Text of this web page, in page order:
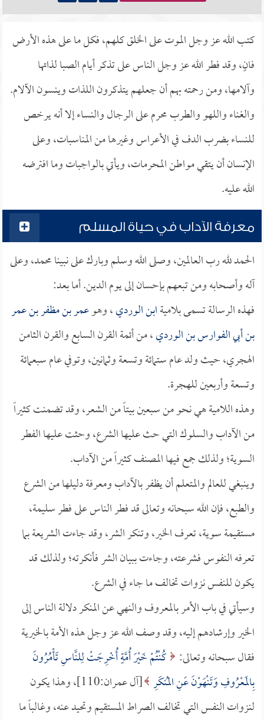
كتب الله عز وجل الموت على الخلق كلهم، فكل ما على هذه الأرض
فانٍ، وقد فطر الله عز وجل الناس على تذكر أيام الصبا لذاتها
وآلامها، ومن رحمته بهم أن جعلهم يتذكرون اللذات وينسون الآلام.
والغناء واللهو والطرب محرم على الرجال والنساء إلا أنه يرخص
للنساء بضرب الدف في الأعراس وغيرها من المناسبات، وعلى
الإنسان أن يتقي مواطن المحرمات، ويأتي بالواجبات وما افترضه
الله عليه.
معرفة الآداب في حياة المسلم
الحمد لله رب العالمين، وصلى الله وسلم وبارك على نبينا محمد، وعلى
آله وأصحابه ومن تبعهم بإحسان إلى يوم الدين. أما بعد:
فهذه الرسالة تسمى بلاميةابن الوردي، وهوعمر بن مظفر بن عمر
بن أبي الفوارس بن الوردي، من أئمة القرن السابع والقرن الثامن
الهجري، حيث ولد عام ستمائة وتسعة وثمانين، وتوفي عام سبعمائة
وتسعة وأربعين للهجرة.
وهذه اللامية هي نحو من سبعين بيتاً من الشعر، وقد تضمنت كثيراً
من الآداب والسلوك التي حث عليها الشرع، وحثت عليها الفطر
السوية؛ ولذلك جمع فيها المصنف كثيراً من الآداب.
وينبغي للعالم والمتعلم أن يظفر بالآداب ومعرفة دليلها من الشرع
والطبع، فإن الله سبحانه وتعالى قد فطر الناس على فطر سليمة،
مستقيمة سوية، تعرف الخير، وتنكر الشر، وقد جاءت الشريعة بما
تعرفه النفوس فشرعته، وجاءت ببيان الشر فأنكرته؛ ولذلك قد
يكون للنفس نزوات تخالف ما جاء في الشرع.
وسيأتي في باب الأمر بالمعروف والنهي عن المنكر دلالة الناس إلى
الخير وإرشادهم إليه، وقد وصف الله عز وجل هذه الأمة بالخيرية
فقال سبحانه وتعالى: كُنْتُمْ خَيْرَ أُمَّةٍ أُخْرِجَتْ لِلنَّاسِ تَأْمُرُونَ
بِالمَعْرُوفِ وَتَنْهَوْنَ عَنِ المُنكَرِ
[آل عمران:110]، وهذا يكون
لنزوات النفس التي تخالف الصراط المستقيم وتحيد عنه، وغالباً ما